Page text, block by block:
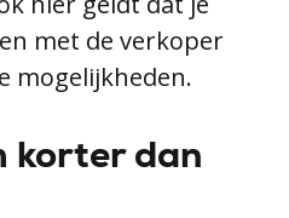
met de verkoper
mogelijkheden.
korter dan